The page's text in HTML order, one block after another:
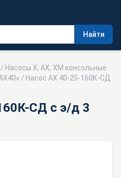
Найти
/ Насосы Х, АХ, ХМ консольные
/ Насос АХ 40-25-160К-СД
СД с э/д 3